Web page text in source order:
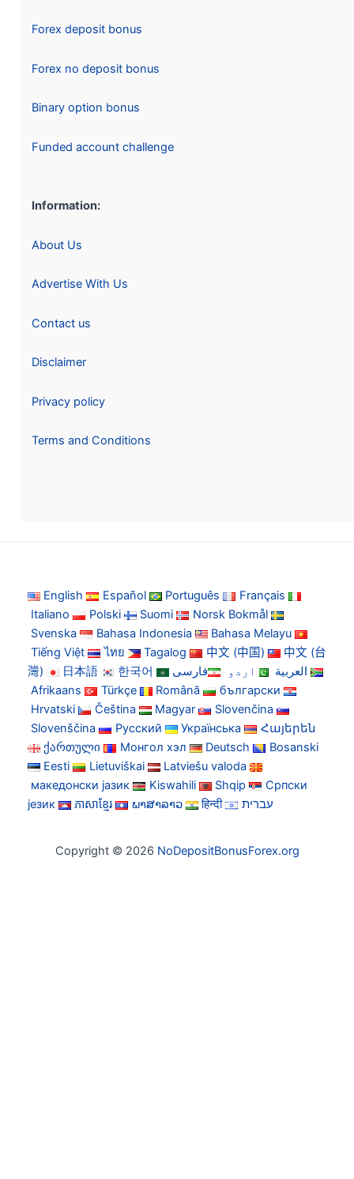
Forex deposit bonus
Forex no deposit bonus
Binary option bonus
Funded account challenge
Information:
About Us
Advertise With Us
Contact us
Disclaimer
Privacy policy
Terms and Conditions
English Español Português
Français
Italiano
Polski Suomi
Norsk Bokmål
Svenska
Bahasa Indonesia
Bahasa Melayu
Tiếng Việt
ไทย Tagalog 中文 (中国)
中文 (台
灣)
日本語 한국어 العربية اردو
فارسی
Afrikaans
Türkçe Română
български
Hrvatski
Čeština Magyar
Slovenčina
Slovenščina
Русский Українська
Հայերեն
ქართული
Монгол хэл Deutsch
Bosanski
Eesti
Lietuviškai
Latviešu valoda
македонски јазик
Kiswahili Shqip
Српски
језик
ភាសាខ្មែរ ພາສາລາວ हिन्दी עברית
Copyright © 2026 NoDepositBonusForex.org